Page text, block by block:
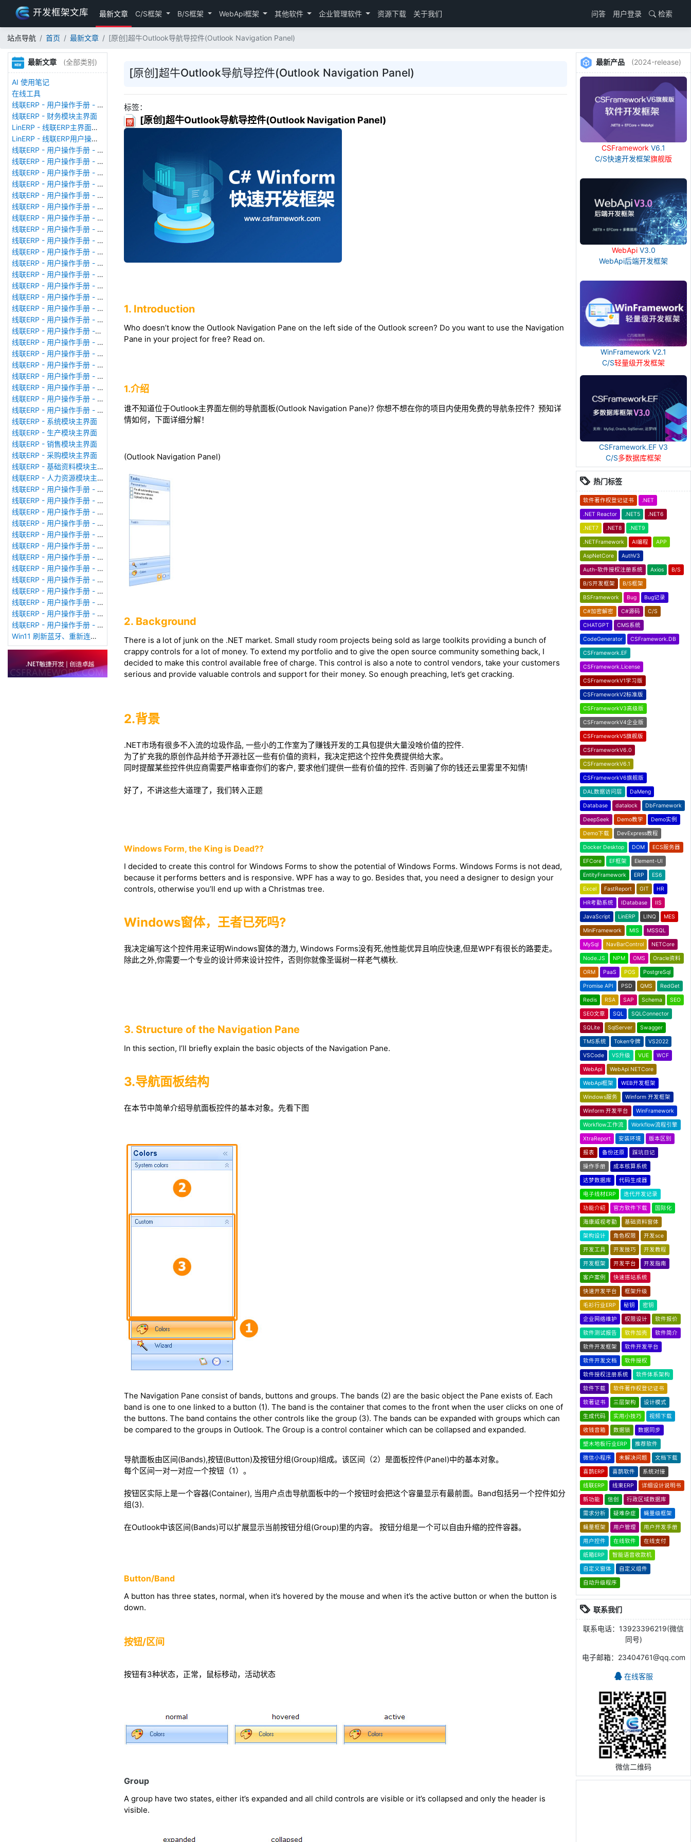
开发框架文库 最新文章 C/S框架 B/S框架 WebApi框架 其他软件 企业管理软件 资源下载 关于我们 问答 用户登录 检索
站点导航 首页 最新文章 [原创]超牛Outlook导航导控件(Outlook Navigation Panel)
最新文章 (全部类别)
AI 使用笔记
在线工具
线联ERP - 用户操作手册 - 存货期初
线联ERP - 财务模块主界面
LinERP - 线联ERP主界面（HOME）
LinERP - 线联ERP用户操作手册 - 系统登陆
线联ERP - 用户操作手册 - 查看在线用户
线联ERP - 用户操作手册 - 数据备份
线联ERP - 用户操作手册 - 工厂管理
线联ERP - 用户操作手册 - 帐套管理
线联ERP - 用户操作手册 - 语种设置
线联ERP - 用户操作手册 - 国际化多语言
线联ERP - 用户操作手册 - 报表管理
线联ERP - 用户操作手册 - 字段名管理
线联ERP - 用户操作手册 - 模块管理
线联ERP - 用户操作手册 - 广播消息
线联ERP - 用户操作手册 - 审计日志
线联ERP - 用户操作手册 - 公司资料设置
线联ERP - 用户操作手册 - 系统参数设置
线联ERP - 用户操作手册 - 单据类型
线联ERP - 用户操作手册 - 号码规则
线联ERP - 用户操作手册 - 功能菜单
线联ERP - 用户操作手册 -分配临时角色
线联ERP - 用户操作手册 - 组织架构
线联ERP - 用户操作手册 - 用户管理
线联ERP - 用户操作手册 - 角色/岗位管理
线联ERP - 用户操作手册 - 暂估入库明细表
线联ERP - 用户操作手册 - 物料收发明细表
线联ERP - 用户操作手册 - 即时库存余额表
线联ERP - 用户操作手册 - 库存账龄分析表
线联ERP - 系统模块主界面
线联ERP - 生产模块主界面
线联ERP - 销售模块主界面
线联ERP - 采购模块主界面
线联ERP - 基础资料模块主界面
线联ERP - 人力资源模块主界面
线联ERP - 用户操作手册 - 个人考勤报表（横向）
线联ERP - 用户操作手册 - 部门考勤报表
线联ERP - 用户操作手册 - 个人考勤报表
线联ERP - 用户操作手册 - 考勤计算
线联ERP - 用户操作手册 - 节假日管理
线联ERP - 用户操作手册 - 请假管理
线联ERP - 用户操作手册 - 补卡管理
线联ERP - 用户操作手册 - 考勤设备管理
线联ERP - 用户操作手册 - 考勤参数配置
线联ERP - 用户操作手册 - 考勤设备绑定
线联ERP - 用户操作手册 - 员工档案
线联ERP - 用户操作手册 - 班次管理
线联ERP - 用户操作手册 - 排班管理
Win11 刷新蓝牙、重新连接蓝牙音响
[原创]超牛Outlook导航导控件(Outlook Navigation Panel)
标签：
[原创]超牛Outlook导航导控件(Outlook Navigation Panel)
1. Introduction
Who doesn’t know the Outlook Navigation Pane on the left side of the Outlook screen? Do you want to use the Navigation
Pane in your project for free? Read on.
1.介绍
谁不知道位于Outlook主界面左侧的导航面板(Outlook Navigation Pane)? 你想不想在你的项目内使用免费的导航条控件？预知详
情如何，下面详细分解！
(Outlook Navigation Panel)
2. Background
There is a lot of junk on the .NET market. Small study room projects being sold as large toolkits providing a bunch of
crappy controls for a lot of money. To extend my portfolio and to give the open source community something back, I
decided to make this control available free of charge. This control is also a note to control vendors, take your customers
serious and provide valuable controls and support for their money. So enough preaching, let’s get cracking.
2.背景
.NET市场有很多不入流的垃圾作品, 一些小的工作室为了赚钱开发的工具包提供大量没啥价值的控件.
为了扩充我的原创作品并给予开源社区一些有价值的资料，我决定把这个控件免费提供给大家。
同时提醒某些控件供应商需要严格审查你们的客户, 要求他们提供一些有价值的控件. 否则骗了你的钱还云里雾里不知情!
好了，不讲这些大道理了，我们转入正题
Windows Form, the King is Dead??
I decided to create this control for Windows Forms to show the potential of Windows Forms. Windows Forms is not dead,
because it performs betters and is responsive. WPF has a way to go. Besides that, you need a designer to design your
controls, otherwise you’ll end up with a Christmas tree.
Windows窗体，王者已死吗?
我决定编写这个控件用来证明Windows窗体的潜力, Windows Forms没有死,他性能优异且响应快速,但是WPF有很长的路要走。
除此之外,你需要一个专业的设计师来设计控件，否则你就像圣诞树一样老气横秋.
3. Structure of the Navigation Pane
In this section, I’ll briefly explain the basic objects of the Navigation Pane.
3.导航面板结构
在本节中简单介绍导航面板控件的基本对象。先看下图
The Navigation Pane consist of bands, buttons and groups. The bands (2) are the basic object the Pane exists of. Each
band is one to one linked to a button (1). The band is the container that comes to the front when the user clicks on one of
the buttons. The band contains the other controls like the group (3). The bands can be expanded with groups which can
be compared to the groups in Outlook. The Group is a control container which can be collapsed and expanded.
导航面板由区间(Bands),按钮(Button)及按钮分组(Group)组成。该区间（2）是面板控件(Panel)中的基本对象。
每个区间一对一对应一个按钮（1）。
按钮区实际上是一个容器(Container), 当用户点击导航面板中的一个按钮时会把这个容量显示有最前面。Band包括另一个控件如分
组(3).
在Outlook中该区间(Bands)可以扩展显示当前按钮分组(Group)里的内容。 按钮分组是一个可以自由升缩的控件容器。
Button/Band
A button has three states, normal, when it’s hovered by the mouse and when it’s the active button or when the button is
down.
按钮/区间
按钮有3种状态，正常，鼠标移动，活动状态
Group
A group have two states, either it’s expanded and all child controls are visible or it’s collapsed and only the header is
visible.
最新产品 (2024-release)
CSFramework V6.1
C/S快速开发框架旗舰版
WebApiV3.0
WebApi后端开发框架
WinFramework V2.1
C/S轻量级开发框架
CSFramework.EF V3
C/S多数据库框架
热门标签
软件著作权登记证书 .NET
.NET Reactor .NET5 .NET6
.NET7 .NET8 .NET9
.NETFramework AI编程 APP
AspNetCore AuthV3
Auth-软件授权注册系统 Axios B/S
B/S开发框架 B/S框架
BSFramework Bug Bug记录
C#加密解密 C#源码 C/S
CHATGPT CMS系统
CodeGenerator CSFramework.DB
CSFramework.EF
CSFramework.License
CSFrameworkV1学习版
CSFrameworkV2标准版
CSFrameworkV3高级版
CSFrameworkV4企业版
CSFrameworkV5旗舰版
CSFrameworkV6.0
CSFrameworkV6.1
CSFrameworkV6旗舰版
DAL数据访问层 DaMeng
Database datalock DbFramework
DeepSeek Demo教学 Demo实例
Demo下载 DevExpress教程
Docker Desktop DOM ECS服务器
EFCore EF框架 Element-UI
EntityFramework ERP ES6
Excel FastReport GIT HR
HR考勤系统 IDatabase IIS
JavaScript LinERP LINQ MES
MiniFramework MIS MSSQL
MySql NavBarControl NETCore
Node.JS NPM OMS Oracle资料
ORM PaaS POS PostgreSql
Promise API PSD QMS RedGet
Redis RSA SAP Schema SEO
SEO文章 SQL SQLConnector
SQLite SqlServer Swagger
TMS系统 Token令牌 VS2022
VSCode VS升级 VUE WCF
WebApi WebApi NETCore
WebApi框架 WEB开发框架
Windows服务 Winform 开发框架
Winform 开发平台 WinFramework
Workflow工作流 Workflow流程引擎
XtraReport 安装环境 版本区别
报表 备份还原 踩坑日记
操作手册 成本核算系统
达梦数据库 代码生成器
电子线材ERP 迭代开发记录
功能介绍 官方软件下载 国际化
海康威视考勤 基础资料窗体
架构设计 角色权限 开发sce
开发工具 开发技巧 开发教程
开发框架 开发平台 开发指南
客户案例 快速搭站系统
快速开发平台 框架升级
毛衫行业ERP 秘钥 密钥
企业网络维护 权限设计 软件报价
软件测试报告 软件加壳 软件简介
软件开发框架 软件开发平台
软件开发文档 软件授权
软件授权注册系统 软件体系架构
软件下载 软件著作权登记证书
软著证书 三层架构 设计模式
生成代码 实用小技巧 视频下载
收钱音箱 数据锁 数据同步
塑木地板行业ERP 推荐软件
微信小程序 未解决问题 文档下载
喜鹊ERP 喜鹊软件 系统对接
线联ERP 线束ERP 详细设计说明书
新功能 信创 行政区域数据库
需求分析 疑难杂症 蝇量级框架
蝇量框架 用户管理 用户开发手册
用户控件 在线软件 在线支付
纸箱ERP 智能语音收款机
自定义窗体 自定义组件
自动升级程序
联系我们
联系电话：13923396219(微信
同号)
电子邮箱：23404761@qq.com
在线客服
微信二维码